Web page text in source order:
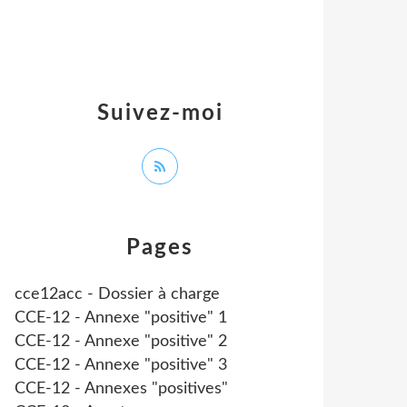
Pages
cce12acc - Dossier à charge
CCE-12 - Annexe "positive" 1
CCE-12 - Annexe "positive" 2
CCE-12 - Annexe "positive" 3
CCE-12 - Annexes "positives"
Suivez-moi